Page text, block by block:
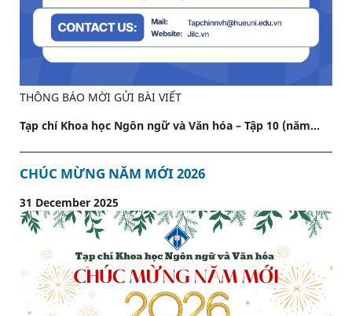
THÔNG BÁO MỜI GỬI BÀI VIẾT
Tạp chí Khoa học Ngôn ngữ và Văn hóa – Tập 10 (năm...
CHÚC MỪNG NĂM MỚI 2026
31 December 2025